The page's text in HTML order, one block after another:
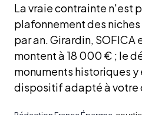
La vraie contrainte n'est
plafonnement des
par an. Girardin, SOFICA
montent à 18 000 € ; le
monuments historiques
dispositif adapté à votre